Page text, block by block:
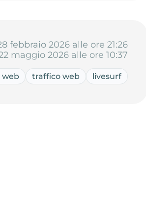
febbraio 2026 alle ore 21:26
maggio 2026 alle ore 10:37
web traffico web livesurf